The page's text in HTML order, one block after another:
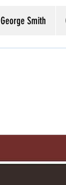
George Smith